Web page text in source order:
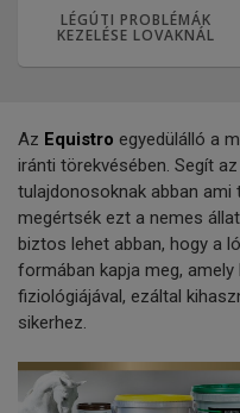
LÉGÚTI PROBLÉMÁK
KEZELÉSE LOVAKNÁL
Az Equistro egyedülálló a
iránti törekvésében. Segít
tulajdonosoknak abban ami
megértsék ezt a nemes
biztos lehet abban, hogy a
formában kapja meg,
fiziológiájával, ezáltal
sikerhez.